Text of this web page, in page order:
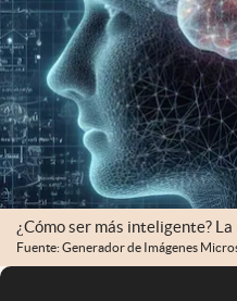
¿Cómo ser más inteligente?
Fuente: Generador de Imágenes